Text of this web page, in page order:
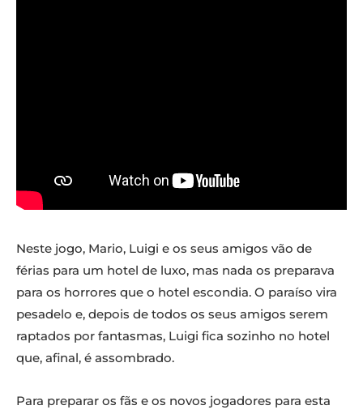
Neste jogo, Mario, Luigi e os seus amigos vão de
férias para um hotel de luxo, mas nada os preparava
para os horrores que o hotel escondia. O paraíso vira
pesadelo e, depois de todos os seus amigos serem
raptados por fantasmas, Luigi fica sozinho no hotel
que, afinal, é assombrado.
Para preparar os fãs e os novos jogadores para esta